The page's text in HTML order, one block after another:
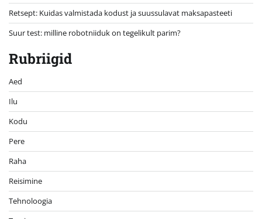
Retsept: Kuidas valmistada kodust ja suussulavat maksapasteeti
Suur test: milline robotniiduk on tegelikult parim?
Rubriigid
Aed
Ilu
Kodu
Pere
Raha
Reisimine
Tehnoloogia